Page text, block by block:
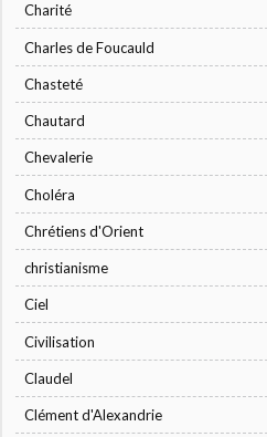
Charité
Charles de Foucauld
Chasteté
Chautard
Chevalerie
Choléra
Chrétiens d'Orient
christianisme
Ciel
Civilisation
Claudel
Clément d'Alexandrie